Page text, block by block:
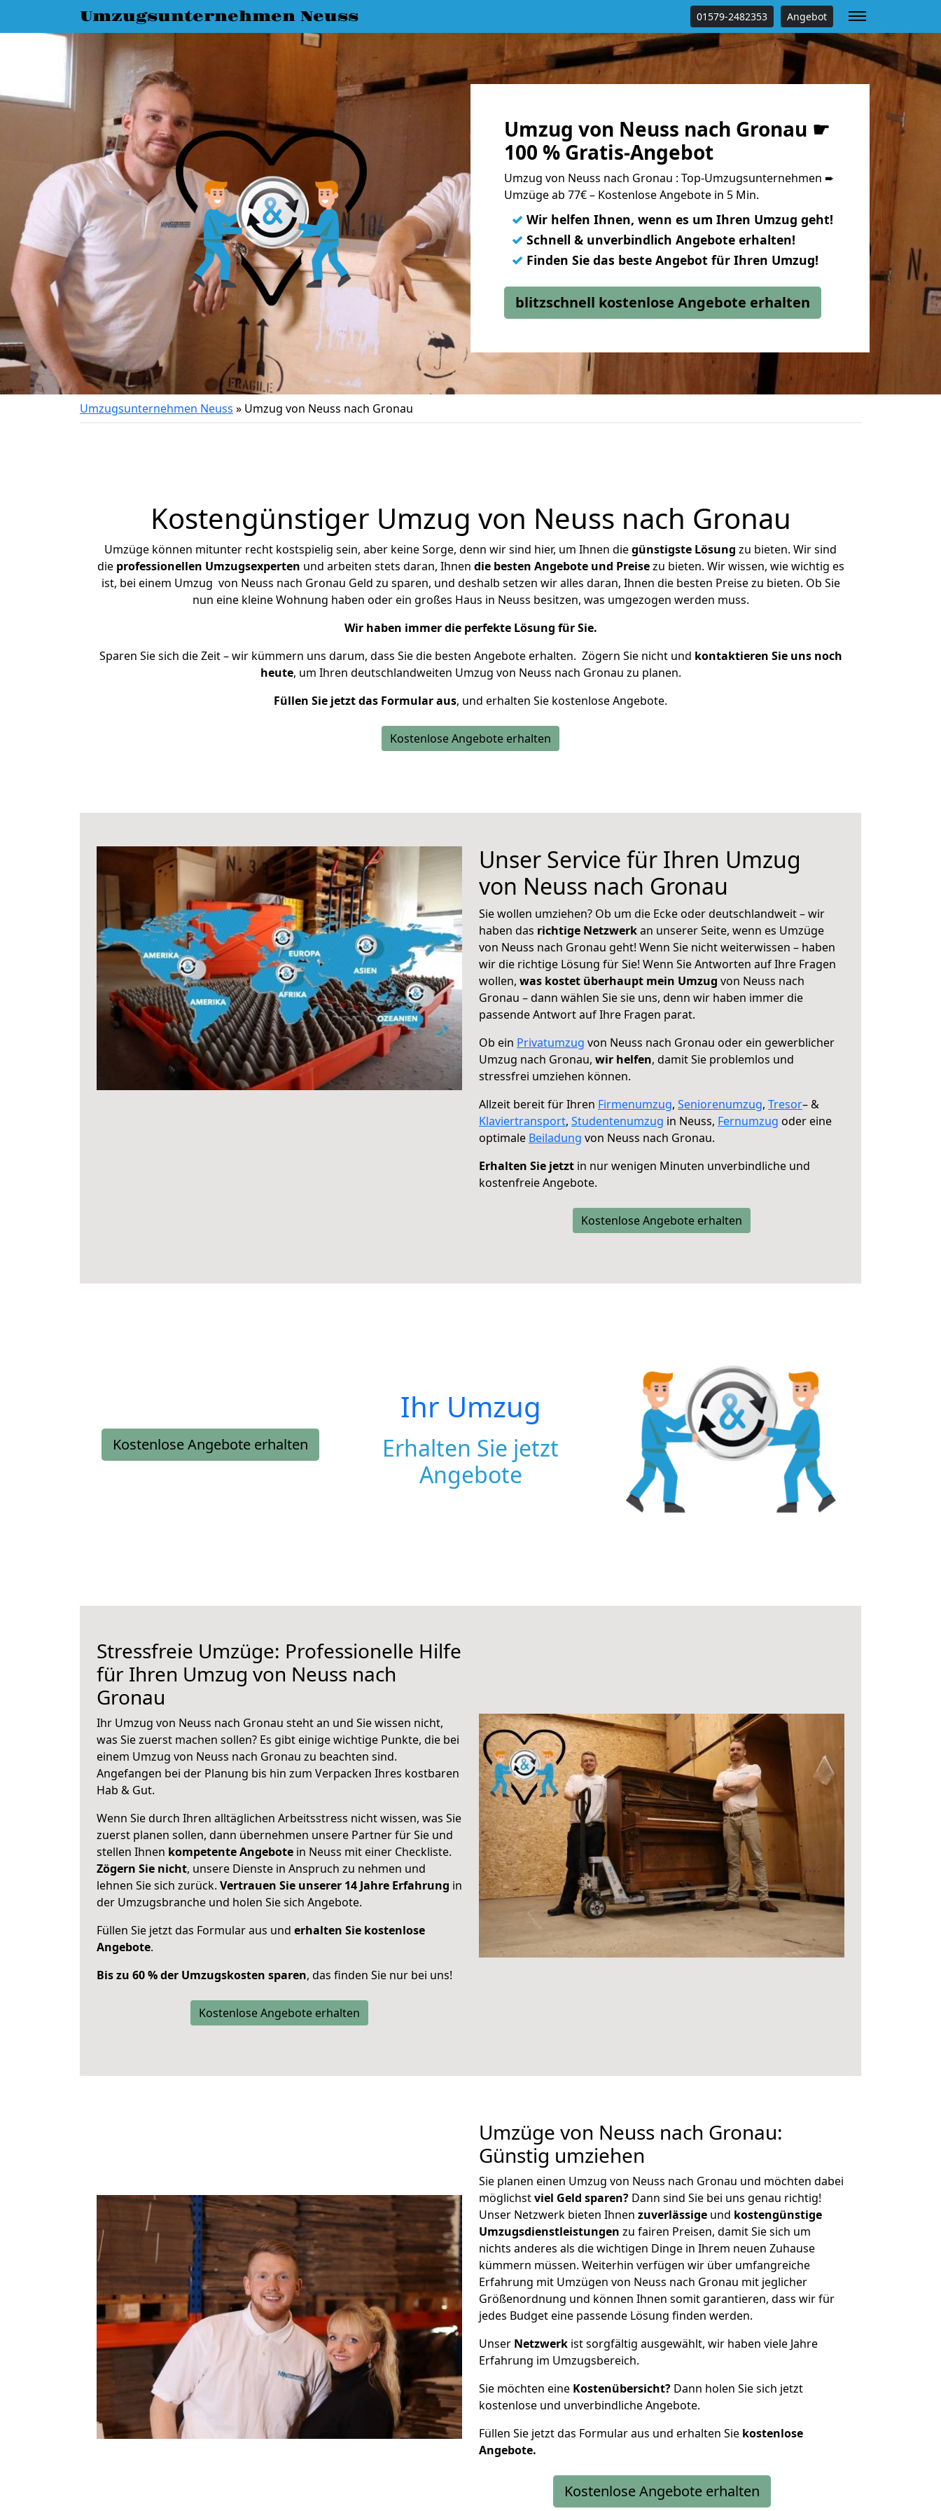
Umzugsunternehmen Neuss 01579-2482353 Angebot
Umzug von Neuss nach Gronau ☛
100 % Gratis-Angebot
Umzug von Neuss nach Gronau : Top-Umzugsunternehmen ➨
Umzüge ab 77€ – Kostenlose Angebote in 5 Min.
✓ Wir helfen Ihnen, wenn es um Ihren Umzug geht!
✓ Schnell & unverbindlich Angebote erhalten!
✓ Finden Sie das beste Angebot für Ihren Umzug!
blitzschnell kostenlose Angebote erhalten
Umzugsunternehmen Neuss » Umzug von Neuss nach Gronau
Kostengünstiger Umzug von Neuss nach Gronau
Umzüge können mitunter recht kostspielig sein, aber keine Sorge, denn wir sind hier, um Ihnen diegünstigste Lösung zu bieten. Wir sind
die professionellen Umzugsexperten und arbeiten stets daran, Ihnen die besten Angebote und Preisezu bieten. Wir wissen, wie wichtig es
ist, bei einem Umzug von Neuss nach Gronau Geld zu sparen, und deshalb setzen wir alles daran, Ihnen die besten Preise zu bieten. Ob Sie
nun eine kleine Wohnung haben oder ein großes Haus in Neuss besitzen, was umgezogen werden muss.
Wir haben immer die perfekte Lösung für Sie.
Sparen Sie sich die Zeit – wir kümmern uns darum, dass Sie die besten Angebote erhalten. Zögern Sie nicht und kontaktieren Sie uns noch
heute, um Ihren deutschlandweiten Umzug von Neuss nach Gronau zu planen.
Füllen Sie jetzt das Formular aus, und erhalten Sie kostenlose Angebote.
Kostenlose Angebote erhalten
Unser Service für Ihren Umzug
von Neuss nach Gronau
Sie wollen umziehen? Ob um die Ecke oder deutschlandweit – wir
haben das richtige Netzwerkan unserer Seite, wenn es Umzüge
von Neuss nach Gronau geht! Wenn Sie nicht weiterwissen – haben
wir die richtige Lösung für Sie! Wenn Sie Antworten auf Ihre Fragen
wollen, was kostet überhaupt mein Umzug von Neuss nach
Gronau – dann wählen Sie sie uns, denn wir haben immer die
passende Antwort auf Ihre Fragen parat.
Ob ein Privatumzug von Neuss nach Gronau oder ein gewerblicher
Umzug nach Gronau, wir helfen, damit Sie problemlos und
stressfrei umziehen können.
Allzeit bereit für Ihren Firmenumzug, Seniorenumzug, Tresor– &
Klaviertransport, Studentenumzug in Neuss, Fernumzug oder eine
optimale Beiladung von Neuss nach Gronau.
Erhalten Sie jetzt in nur wenigen Minuten unverbindliche und
kostenfreie Angebote.
Kostenlose Angebote erhalten
Kostenlose Angebote erhalten
Ihr Umzug
Erhalten Sie jetzt
Angebote
Stressfreie Umzüge: Professionelle Hilfe
für Ihren Umzug von Neuss nach
Gronau
Ihr Umzug von Neuss nach Gronau steht an und Sie wissen nicht,
was Sie zuerst machen sollen? Es gibt einige wichtige Punkte, die bei
einem Umzug von Neuss nach Gronau zu beachten sind.
Angefangen bei der Planung bis hin zum Verpacken Ihres kostbaren
Hab & Gut.
Wenn Sie durch Ihren alltäglichen Arbeitsstress nicht wissen, was Sie
zuerst planen sollen, dann übernehmen unsere Partner für Sie und
stellen Ihnen kompetente Angebote in Neuss mit einer Checkliste.
Zögern Sie nicht, unsere Dienste in Anspruch zu nehmen und
lehnen Sie sich zurück. Vertrauen Sie unserer 14 Jahre Erfahrung in
der Umzugsbranche und holen Sie sich Angebote.
Füllen Sie jetzt das Formular aus und erhalten Sie kostenlose
Angebote.
Bis zu 60 % der Umzugskosten sparen, das finden Sie nur bei uns!
Kostenlose Angebote erhalten
Umzüge von Neuss nach Gronau:
Günstig umziehen
Sie planen einen Umzug von Neuss nach Gronau und möchten dabei
möglichstviel Geld sparen? Dann sind Sie bei uns genau richtig!
Unser Netzwerk bieten Ihnen zuverlässige und kostengünstige
Umzugsdienstleistungen zu fairen Preisen, damit Sie sich um
nichts anderes als die wichtigen Dinge in Ihrem neuen Zuhause
kümmern müssen. Weiterhin verfügen wir über umfangreiche
Erfahrung mit Umzügen von Neuss nach Gronau mit jeglicher
Größenordnung und können Ihnen somit garantieren, dass wir für
jedes Budget eine passende Lösung finden werden.
Unser Netzwerk ist sorgfältig ausgewählt, wir haben viele Jahre
Erfahrung im Umzugsbereich.
Sie möchten eine Kostenübersicht? Dann holen Sie sich jetzt
kostenlose und unverbindliche Angebote.
Füllen Sie jetzt das Formular aus und erhalten Sie kostenlose
Angebote.
Kostenlose Angebote erhalten